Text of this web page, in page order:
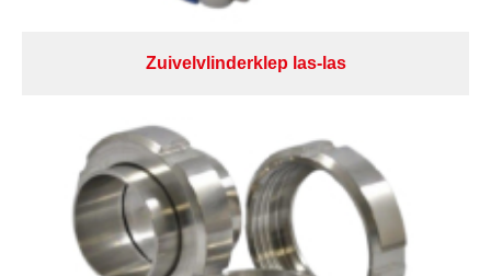
Zuivelvlinderklep las-las